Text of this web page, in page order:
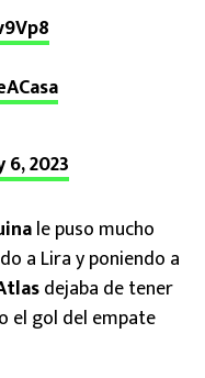
6, 2023
le puso mucho
a Lira y poniendo a
dejaba de tener
el gol del empate